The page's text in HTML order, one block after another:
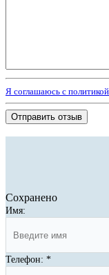
Я соглашаюсь с
Отправить отзыв
Сохранено
Имя:
Телефон: *